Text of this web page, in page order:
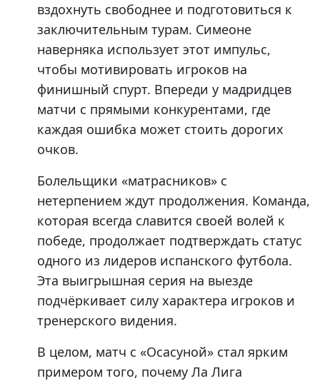
вздохнуть свободнее и подготовиться к
заключительным турам. Симеоне
наверняка использует этот импульс,
чтобы мотивировать игроков на
финишный спурт. Впереди у мадридцев
матчи с прямыми конкурентами, где
каждая ошибка может стоить дорогих
очков.
Болельщики «матрасников» с
нетерпением ждут продолжения. Команда,
которая всегда славится своей волей к
победе, продолжает подтверждать статус
одного из лидеров испанского футбола.
Эта выигрышная серия на выезде
подчёркивает силу характера игроков и
тренерского видения.
В целом, матч с «Осасуной» стал ярким
примером того, почему Ла Лига